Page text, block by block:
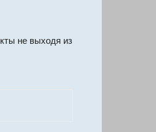
не выходя из